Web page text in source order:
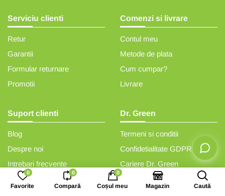
Serviciu clienti
Retur
Garantii
Formular returnare
Promotii
Comenzi si livrare
Contul meu
Metode de plata
Cum cumpar?
Livrare
Suport clienti
Blog
Despre noi
Intrebari frecvente
Reclamatii si sesizari
Dr. Green
Termeni si conditii
Confidetialitate GDPR
Cariere Dr. Green
ANPC
0
Favorite
0
Compară
0
Coșul meu Magazin Caută